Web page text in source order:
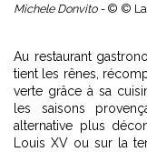
Michele Donvito - © © La
Au restaurant
tient les rênes,
verte grâce à sa
les saisons
alternative plus
Louis XV ou sur la